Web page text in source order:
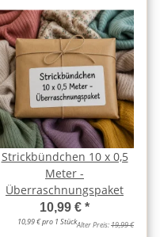
Strickbündchen 10 x 0,5
Meter -
Überraschnungspaket
10,99 € *
10,99 € pro 1 StückAlter Preis:19,99 €